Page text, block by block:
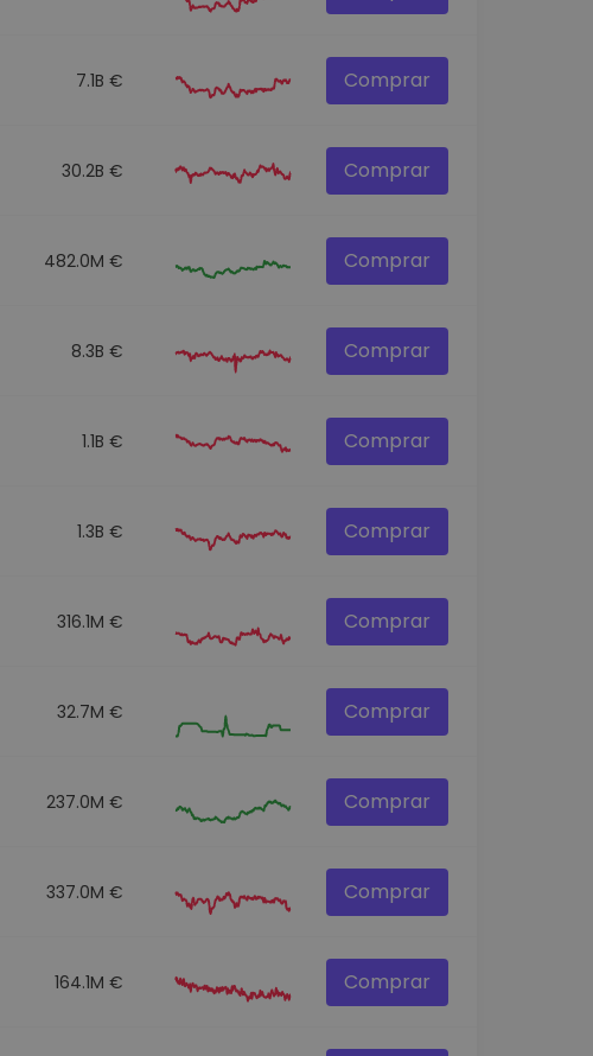
7.1B € Comprar
30.2B € Comprar
482.0M € Comprar
8.3B € Comprar
1.1B € Comprar
1.3B € Comprar
316.1M € Comprar
32.7M € Comprar
237.0M € Comprar
337.0M € Comprar
164.1M € Comprar